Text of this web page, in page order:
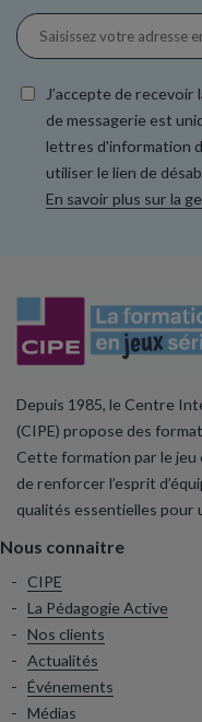
J’accepte de
de messagerie est
lettres d'information
utiliser le lien de
En savoir plus sur la
Depuis 1985, le Centre
(CIPE) propose des
Cette formation par le
de renforcer l’esprit
qualités essentielles pour
Nous connaitre
CIPE
La Pédagogie Active
Nos clients
Actualités
Événements
Médias